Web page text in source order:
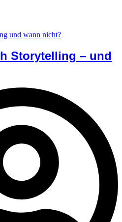
Storytelling – und